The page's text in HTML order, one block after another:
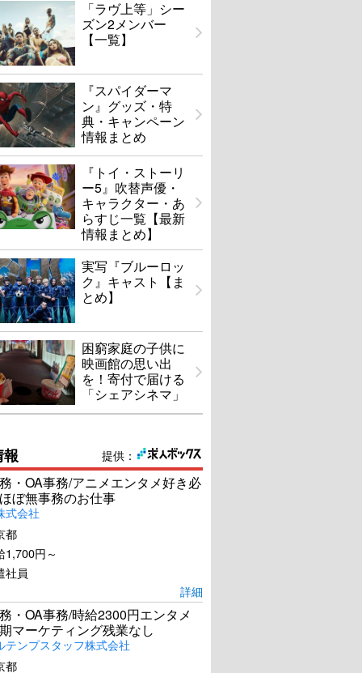
「ラヴ上等」シー
ズン2メンバー
【一覧】
『スパイダーマ
ン』グッズ・特
典・キャンペーン
情報まとめ
『トイ・ストーリ
ー5』吹替声優・
キャラクター・あ
らすじ一覧【最新
情報まとめ】
実写『ブルーロッ
ク』キャスト【ま
とめ】
困窮家庭の子供に
映画館の思い出
を！寄付で届ける
「シェアシネマ」
提供：
・OA事務/アニメエンタメ好き必
ぼ無事務のお仕事
式会社
都
円～
社員
詳細
・OA事務/時給2300円エンタメ
マーケティング残業なし
テンプスタッフ株式会社
都